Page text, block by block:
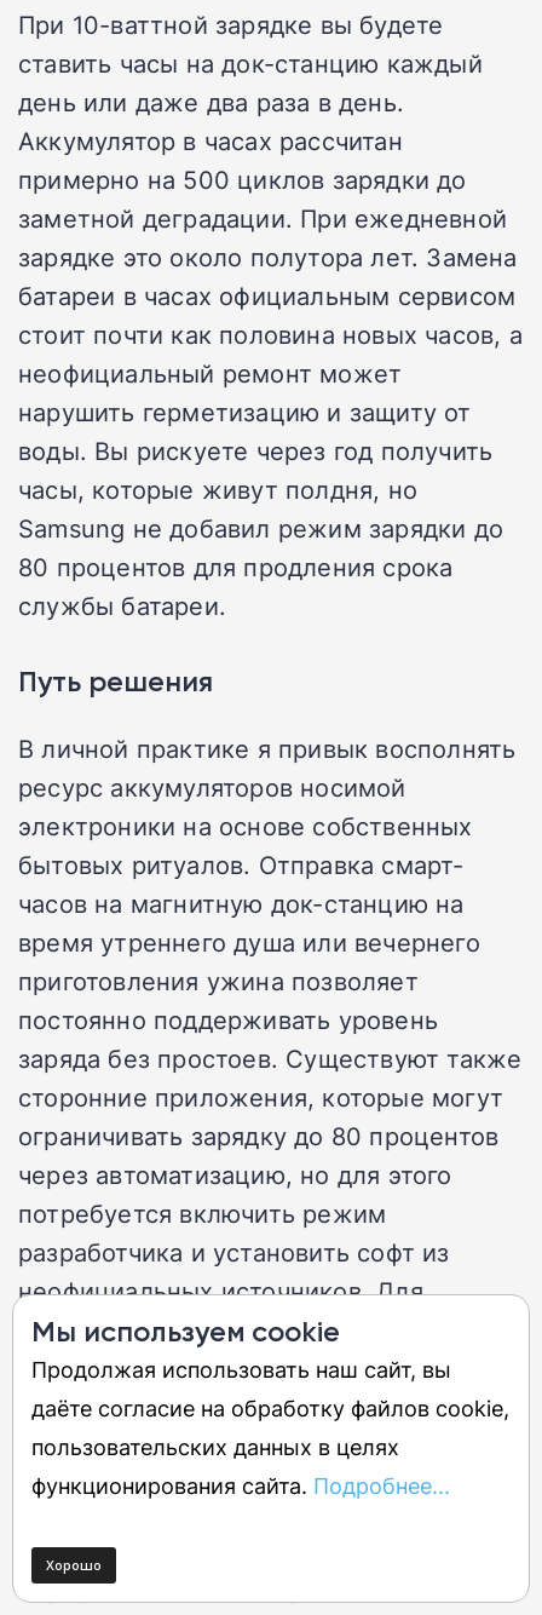
При 10-ваттной зарядке вы будете
ставить часы на док-станцию каждый
день или даже два раза в день.
Аккумулятор в часах рассчитан
примерно на 500 циклов зарядки до
заметной деградации. При ежедневной
зарядке это около полутора лет. Замена
батареи в часах официальным сервисом
стоит почти как половина новых часов, а
неофициальный ремонт может
нарушить герметизацию и защиту от
воды. Вы рискуете через год получить
часы, которые живут полдня, но
Samsung не добавил режим зарядки до
80 процентов для продления срока
службы батареи.
Путь решения
В личной практике я привык восполнять
ресурс аккумуляторов носимой
электроники на основе собственных
бытовых ритуалов. Отправка смарт-
часов на магнитную док-станцию на
время утреннего душа или вечернего
приготовления ужина позволяет
постоянно поддерживать уровень
заряда без простоев. Существуют также
сторонние приложения, которые могут
ограничивать зарядку до 80 процентов
через автоматизацию, но для этого
потребуется включить режим
разработчика и установить софт из
неофициальных источников. Для
большинства пользователей это
слишком сложно.
Программное отвлечение
Samsung недавно анонсировала
масштабный апдейт Samsung Health с
переработанным интерфейсом и ИИ-
Мы используем cookie
Продолжая использовать наш сайт, вы
даёте согласие на обработку файлов cookie,
пользовательских данных в целях
функционирования сайта. Подробнее...